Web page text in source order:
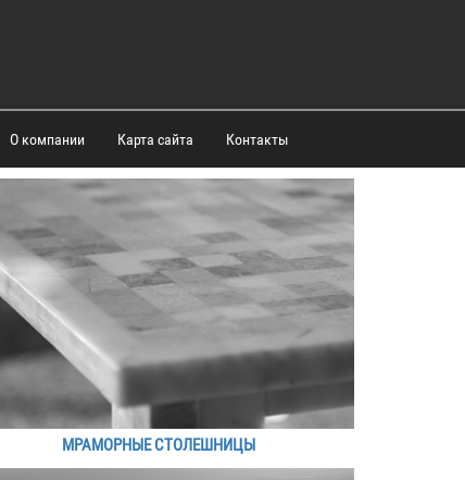
О компании Карта сайта Контакты
МРАМОРНЫЕ СТОЛЕШНИЦЫ